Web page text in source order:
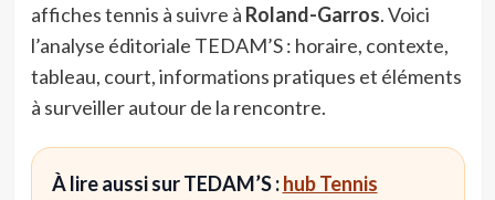
affiches tennis à suivre à Roland-Garros. Voici
l’analyse éditoriale TEDAM’S : horaire, contexte,
tableau, court, informations pratiques et éléments
à surveiller autour de la rencontre.
À lire aussi sur TEDAM’S : hub Tennis